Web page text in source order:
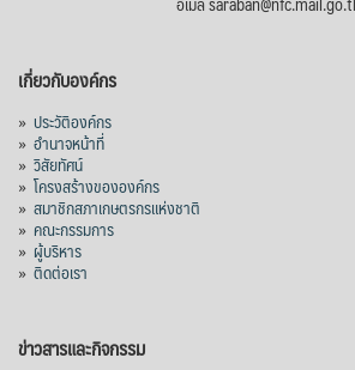
กรมการค้าต่างประเทศ กระทรวงพาณิชย์ เปิด
ไทยในช่วง 6 เดือนของปี 2569 (ม.ค.-มิ.ย.) มี
1,205 ล้านดอลลาร์สหรัฐ (ประมาณ
38,003.15 ล้านบาท) ลดลง 27.69%
ปรับตัวลดลงตามสภาวะเศรษฐกิจและการค้า
โลก โดยตลาดส่งออกสำคัญ จีน ส่งออกได้
1.52 ล้านตัน ลด 61.71%
เกี่ยวกับองค์กร
» ประวัติองค์กร
» อำนาจหน้าที่
» วิสัยทัศน์
» โครงสร้างขององค์กร
» สมาชิกสภาเกษตรกรแห่งชาติ
» คณะกรรมการ
» ผู้บริหาร
» ติดต่อเรา
ข่าวสารและกิจกรรม